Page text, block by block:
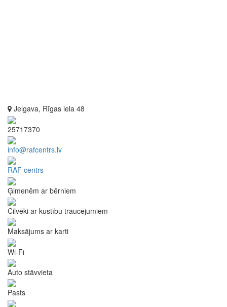
Jelgava, Rīgas iela 48
25717370
info@rafcentrs.lv
RAF centrs
Ģimenēm ar bērniem
Cilvēki ar kustību traucējumiem
Maksājums ar karti
Wi-Fi
Auto stāvvieta
Pasts